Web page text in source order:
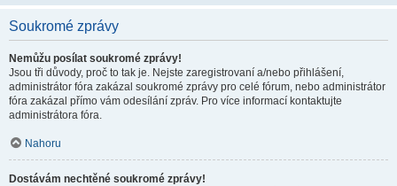
Soukromé zprávy
Nemůžu posílat soukromé zprávy!
Jsou tři důvody, proč to tak je. Nejste zaregistrovaní a/nebo přihlášení,
administrátor fóra zakázal soukromé zprávy pro celé fórum, nebo administrátor
fóra zakázal přímo vám odesílání zpráv. Pro více informací kontaktujte
administrátora fóra.
Nahoru
Dostávám nechtěné soukromé zprávy!